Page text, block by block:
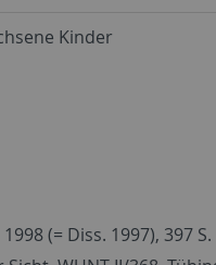
Kinder
(= Diss. 1997), 397 S.